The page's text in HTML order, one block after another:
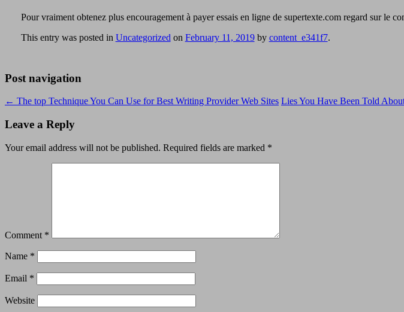
Pour vraiment obtenez plus encouragement à payer essais en ligne de supertexte.com regard sur le
This entry was posted in Uncategorized on February 11, 2019by content_e341f7.
Post navigation
← The top Technique You Can Use for Best Writing Provider Web Sites Lies You Have Been Told
Leave a Reply
Your email address will not be published. Required fields are marked *
Comment *
Name *
Email *
Website